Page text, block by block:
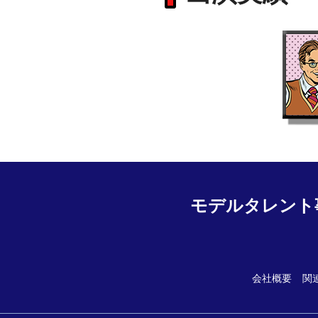
モデルタレン
会社概要 関